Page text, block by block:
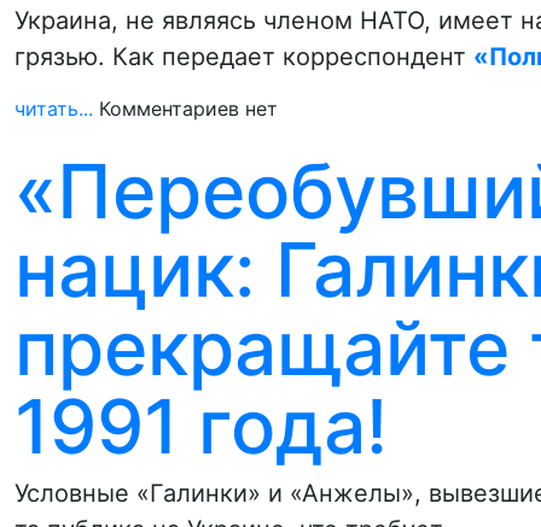
Украина, не являясь членом НАТО, имеет
грязью. Как передает корреспондент
читать... Комментариев нет
нацик:
прекращайте
1991 года!
Условные «Галинки» и «Анжелы»,